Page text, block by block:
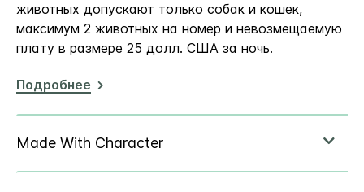
животных допускают только собак и кошек,
максимум 2 животных на номер и невозмещаемую
плату в размере 25 долл. США за ночь.
Подробнее